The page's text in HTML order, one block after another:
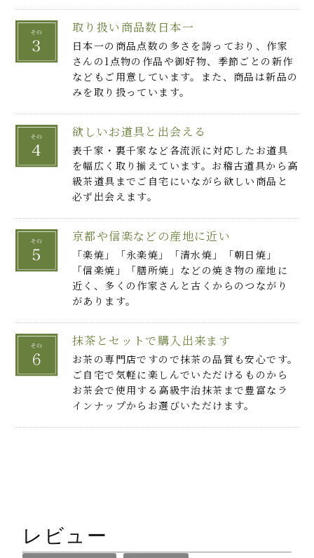
取り扱い商品数日本一
日本一の商品点数の多さを誇っており、作家
さんの1点物の作品や御好物、季節ごとの新作
などもご用意しています。また、商品は新品の
みを取り扱っています。
欲しいお道具と出会える
表千家・裏千家など各流派に対応したお道具
を幅広く取り揃えています。お稽古道具から高
級茶道具までご自宅にいながら欲しい商品と
必ず出会えます。
京都や信楽などの産地に近い
「楽焼」「永楽焼」「清水焼」「朝日焼」
「信楽焼」「膳所焼」などの焼き物の産地に
近く、多くの作家さんと古くからのつながり
があります。
抹茶とセットで購入出来ます
お茶の専門店ですので抹茶の品質も安心です。
ご自宅で気軽に楽しんでいただけるものから
お茶会で使用する高級宇治抹茶まで豊富なラ
インナップからお選びいただけます。
レビュー